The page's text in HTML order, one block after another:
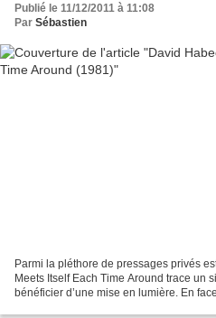
Publié le 11/12/2011 à 11:08
Par Sébastien
Parmi la pléthore de pressages privés
Meets Itself Each Time Around trace un
bénéficier d’une mise en lumière. En